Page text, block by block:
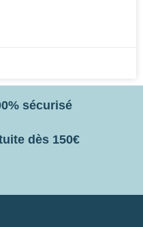
sécurisé
dès 150€